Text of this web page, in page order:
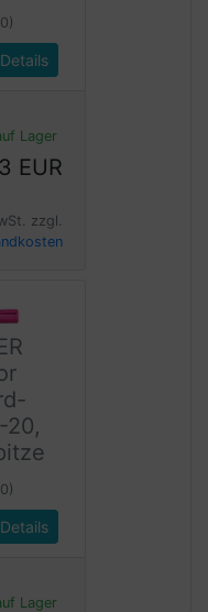
Lager
EUR
zzgl.
20,
Lager